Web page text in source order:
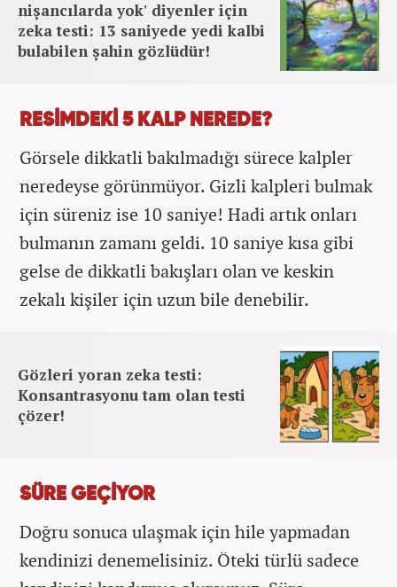
nişancılarda yok' diyenler için
zeka testi: 13 saniyede yedi kalbi
bulabilen şahin gözlüdür!
RESİMDEKİ 5 KALP NEREDE?
Görsele dikkatli bakılmadığı sürece kalpler
neredeyse görünmüyor. Gizli kalpleri bulmak
için süreniz ise 10 saniye! Hadi artık onları
bulmanın zamanı geldi. 10 saniye kısa gibi
gelse de dikkatli bakışları olan ve keskin
zekalı kişiler için uzun bile denebilir.
Gözleri yoran zeka testi:
Konsantrasyonu tam olan testi
çözer!
SÜRE GEÇİYOR
Doğru sonuca ulaşmak için hile yapmadan
kendinizi denemelisiniz. Öteki türlü sadece